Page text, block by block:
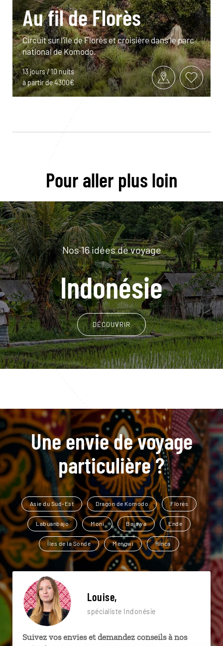
Au fil de Florès
Circuit sur l’île de Florès et croisière dans le parc
national de Komodo.
13 jours / 10 nuits
à partir de 4300€
Pour aller plus loin
Nos 16 idées de voyage
Indonésie
DÉCOUVRIR
Une envie de voyage
particulière ?
Asie du Sud-Est Dragon de Komodo Florès
Labuanbajo Moni Bajawa Ende
Îles de la Sonde Mengwi Rinca
Louise,
spécialiste Indonésie
Suivez vos envies et demandez conseils à nos